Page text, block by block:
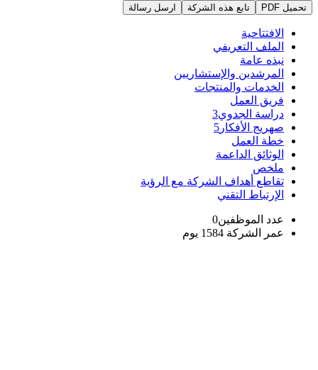
تحميل PDF تابع هذه الشركة ارسل رسالة
الافتتاحية
الملف التعريفي
نبذه عامة
المرشدين والإستشاريين
الخدمات والمنتجات
فريق العمل
دراسة الجدوي3
صهريج الأفكار 5
خطة العمل
الوثائق الداعمة
ملخص
تقاطع أهداف الشركة مع الرؤية
الإرتباط التقني
عدد الموظفين0
عمر الشركة 1584 يوم